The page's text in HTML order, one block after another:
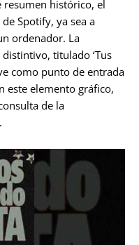
resumen histórico, el
Spotify, ya sea a
ordenador. La
titulado ‘Tus
como punto de entrada
este elemento gráfico,
de la